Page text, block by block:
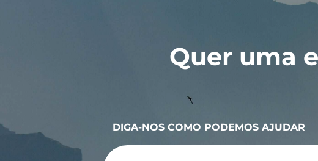
Quer uma
DIGA-NOS COMO PODEMOS AJUDAR